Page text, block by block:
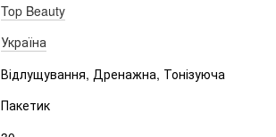
Top Beauty
Україна
Відлущування, Дренажна, Тонізуюча
Пакетик